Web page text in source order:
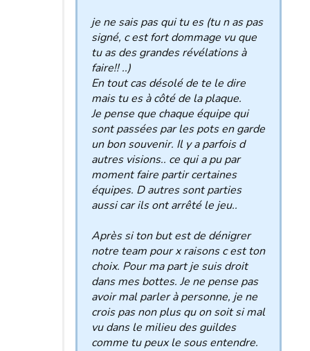
je ne sais pas qui tu es (tu n as pas
signé, c est fort dommage vu que
tu as des grandes révélations à
faire!! ..)
En tout cas désolé de te le dire
mais tu es à côté de la plaque.
Je pense que chaque équipe qui
sont passées par les pots en garde
un bon souvenir. Il y a parfois d
autres visions.. ce qui a pu par
moment faire partir certaines
équipes. D autres sont parties
aussi car ils ont arrêté le jeu..
Après si ton but est de dénigrer
notre team pour x raisons c est ton
choix. Pour ma part je suis droit
dans mes bottes. Je ne pense pas
avoir mal parler à personne, je ne
crois pas non plus qu on soit si mal
vu dans le milieu des guildes
comme tu peux le sous entendre.